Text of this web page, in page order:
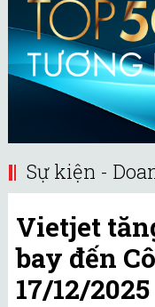
Sự kiện -
Vietjet
bay đến
17/12/2025